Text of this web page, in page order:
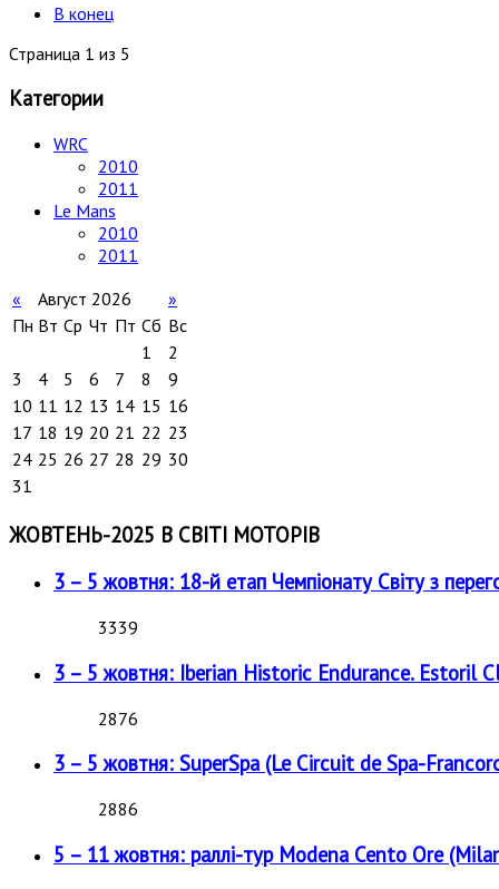
В конец
Страница 1 из 5
Категории
WRC
2010
2011
Le Mans
2010
2011
«
Август 2026
»
Пн Вт Ср Чт Пт Сб Вс
1
2
3
4 5 6 7 8
9
10 11 12 13 14 15 16
17 18 19 20 21 22 23
24 25 26 27 28 29 30
31
ЖОВТЕНЬ-2025 В СВІТІ МОТОРІВ
3 – 5 жовтня: 18-й етап Чемпіонату Світу з
3339
3 – 5 жовтня: Iberian Historic Endurance. Estoril
2876
3 – 5 жовтня: SuperSpa (Le Circuit de Spa-
2886
5 – 11 жовтня: раллі-тур Modena Cento Ore